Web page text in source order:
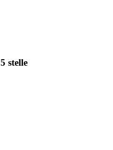
5 stelle